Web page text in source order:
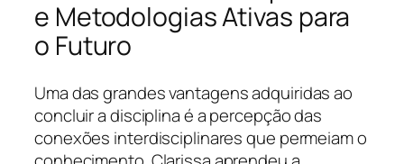
e Metodologias Ativas para
o Futuro
Uma das grandes vantagens adquiridas ao
concluir a disciplina é a percepção das
conexões interdisciplinares que permeiam o